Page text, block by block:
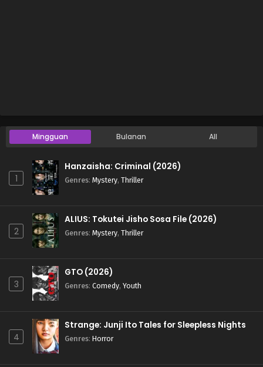
Mingguan Bulanan All
1
Hanzaisha: Criminal (2026)
Genres: Mystery, Thriller
2
ALIUS: Tokutei Jisho Sosa File (2026)
Genres: Mystery, Thriller
3
GTO (2026)
Genres: Comedy, Youth
4
Strange: Junji Ito Tales for Sleepless Nights
Genres: Horror